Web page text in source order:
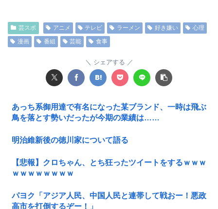
芸スポ アニメ テレビ ラーメン 好き嫌い
心理
漫画
番組 芸能 食事
シェアする
あっち系御用達で有名になった某ブランド、一時は飛ぶ
鳥を落とす勢いだったが今期の業績は……
明治維新後の徳川家について語る
【悲報】クロちゃん、とち狂ったツイートをするｗｗｗ
ｗｗｗｗｗｗｗｗ
パヨク「アジア人民、中国人民と連帯して戦おー！悪政
高市を打倒するぞー！」